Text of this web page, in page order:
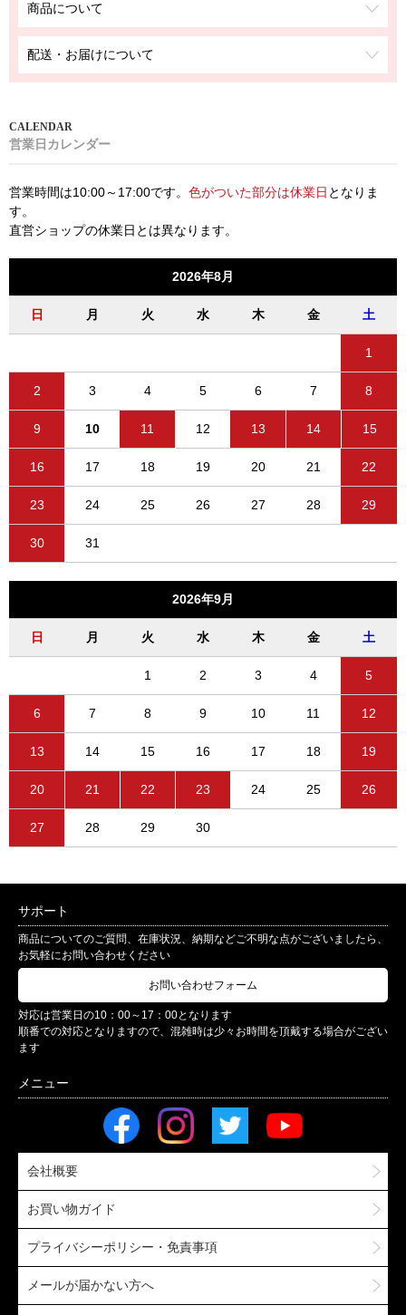
商品について
配送・お届けについて
営業日カレンダー
営業時間は10:00～17:00です。 色がついた部分は休業日 となりま
す。
直営ショップの休業日とは異なります。
2026年8月
日 月 火 水 木 金 土
1
2 3 4 5 6 7 8
9 10 11 12 13 14 15
16 17 18 19 20 21 22
23 24 25 26 27 28 29
30 31
2026年9月
日 月 火 水 木 金 土
1 2 3 4 5
6 7 8 9 10 11 12
13 14 15 16 17 18 19
20 21 22 23 24 25 26
27 28 29 30
サポート
商品についてのご質問、在庫状況、納期などご不明な点がございましたら、
お気軽にお問い合わせください
お問い合わせフォーム
対応は営業日の10：00～17：00となります
順番での対応となりますので、混雑時は少々お時間を頂戴する場合がござい
ます
会社概要
お買い物ガイド
プライバシーポリシー・免責事項
メールが届かない方へ